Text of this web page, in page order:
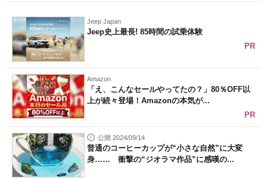
Jeep Japan
Jeep史上最長! 85時間の試乗体験
PR
Amazon
「え、こんなセールやってたの？」80％OFF以
上が続々登場！Amazonの本気が...
PR
公開 2024/09/14
普通のコーヒーカップが“小さな自然”に大変
身…… 衝撃の“ジオラマ作品”に感嘆の...